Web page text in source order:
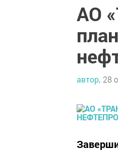
АО
автор, 28